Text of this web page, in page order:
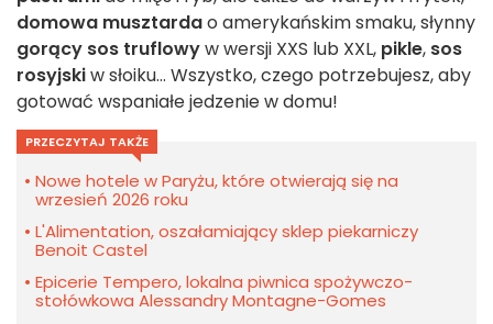
domowa musztardao amerykańskim smaku, słynny
gorący sos truflowyw wersji XXS lub XXL, pikle, sos
rosyjskiw słoiku... Wszystko, czego potrzebujesz, aby
gotować wspaniałe jedzenie w domu!
PRZECZYTAJ TAKŻE
Nowe hotele w Paryżu, które otwierają się na
wrzesień 2026 roku
L'Alimentation, oszałamiający sklep piekarniczy
Benoit Castel
Epicerie Tempero, lokalna piwnica spożywczo-
stołówkowa Alessandry Montagne-Gomes